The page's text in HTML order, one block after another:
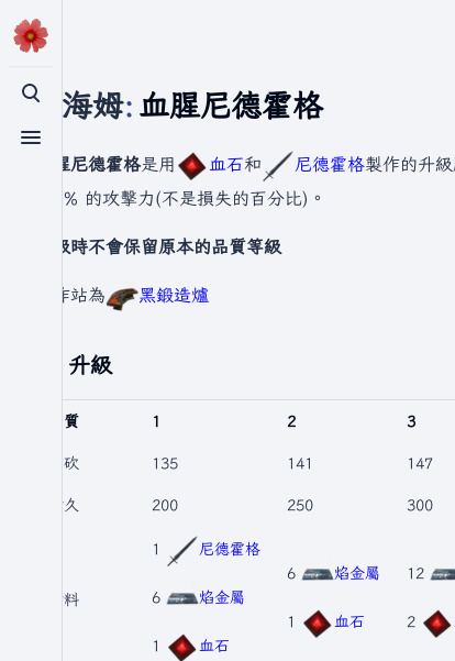
切換搜尋
切換選單
瓦爾海姆: 血腥尼德霍格
血腥尼德霍格是用 血石和 尼德霍格製作的升
0.2% 的攻擊力(不是損失的百分比)。
升級時不會保留原本的品質等級
製作站為 黑鍛造爐
升級
品質 1 2 3
劈砍 135 141 147
耐久 200 250 300
材料
1 尼德霍格
6 焰金屬
1 血石
6 焰金屬
1 血石
12
2